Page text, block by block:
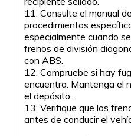
11. Consulte el manual
procedimientos
especialmente cuando
frenos de división
con ABS.
12. Compruebe si hay
encuentra. Mantenga el
el depósito.
13. Verifique que los
antes de conducir el